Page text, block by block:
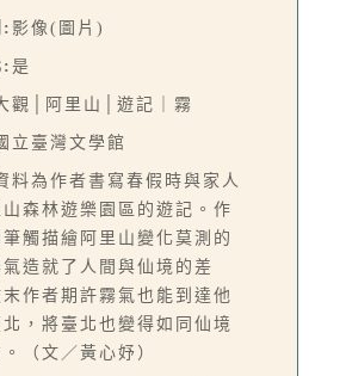
: 影像(圖片)
:是
觀│阿里山│遊記｜霧
立臺灣文學館
料為作者書寫春假時與家人
森林遊樂園區的遊記。作
觸描繪阿里山變化莫測的
造就了人間與仙境的差
作者期許霧氣也能到達他
，將臺北也變得如同仙境
（文／黃心妤）